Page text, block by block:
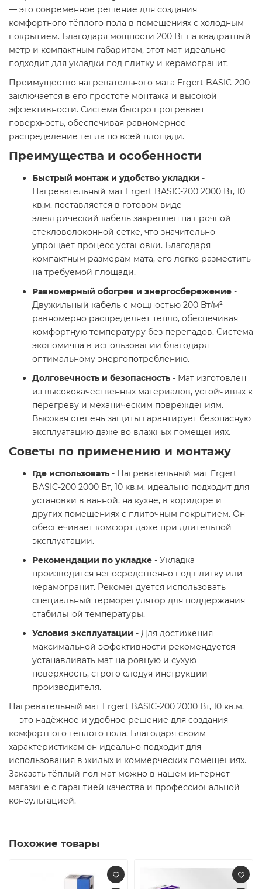
— это современное решение для создания
комфортного тёплого пола в помещениях с холодным
покрытием. Благодаря мощности 200 Вт на квадратный
метр и компактным габаритам, этот мат идеально
подходит для укладки под плитку и керамогранит.
Преимущество нагревательного мата Ergert BASIC-200
заключается в его простоте монтажа и высокой
эффективности. Система быстро прогревает
поверхность, обеспечивая равномерное
распределение тепла по всей площади.
Преимущества и особенности
Быстрый монтаж и удобство укладки -
Нагревательный мат Ergert BASIC-200 2000 Вт, 10
кв.м. поставляется в готовом виде —
электрический кабель закреплён на прочной
стекловолоконной сетке, что значительно
упрощает процесс установки. Благодаря
компактным размерам мата, его легко разместить
на требуемой площади.
Равномерный обогрев и энергосбережение -
Двужильный кабель с мощностью 200 Вт/м²
равномерно распределяет тепло, обеспечивая
комфортную температуру без перепадов. Система
экономична в использовании благодаря
оптимальному энергопотреблению.
Долговечность и безопасность - Мат изготовлен
из высококачественных материалов, устойчивых к
перегреву и механическим повреждениям.
Высокая степень защиты гарантирует безопасную
эксплуатацию даже во влажных помещениях.
Советы по применению и монтажу
Где использовать - Нагревательный мат Ergert
BASIC-200 2000 Вт, 10 кв.м. идеально подходит для
установки в ванной, на кухне, в коридоре и
других помещениях с плиточным покрытием. Он
обеспечивает комфорт даже при длительной
эксплуатации.
Рекомендации по укладке - Укладка
производится непосредственно под плитку или
керамогранит. Рекомендуется использовать
специальный терморегулятор для поддержания
стабильной температуры.
Условия эксплуатации - Для достижения
максимальной эффективности рекомендуется
устанавливать мат на ровную и сухую
поверхность, строго следуя инструкции
производителя.
Нагревательный мат Ergert BASIC-200 2000 Вт, 10 кв.м.
— это надёжное и удобное решение для создания
комфортного тёплого пола. Благодаря своим
характеристикам он идеально подходит для
использования в жилых и коммерческих помещениях.
Заказать тёплый пол мат можно в нашем интернет-
магазине с гарантией качества и профессиональной
консультацией.
Похожие товары